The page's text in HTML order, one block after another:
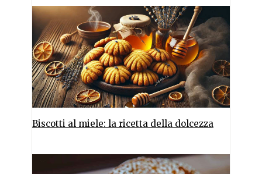
Biscotti al miele: la ricetta della dolcezza